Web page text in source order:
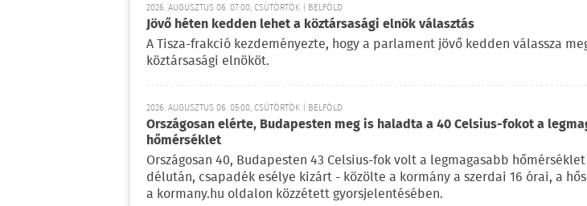
2026. AUGUSZTUS 06. 07:00, CSÜTÖRTÖK | BELFÖLD
Jövő héten kedden lehet a köztársasági elnök választás
A Tisza-frakció kezdeményezte, hogy a parlament jövő kedden válassza
köztársasági elnököt.
2026. AUGUSZTUS 06. 05:00, CSÜTÖRTÖK | BELFÖLD
Országosan elérte, Budapesten meg is haladta a 40 Celsius-fokot a
hőmérséklet
Országosan 40, Budapesten 43 Celsius-fok volt a legmagasabb
délután, csapadék esélye kizárt - közölte a kormány a szerdai 16 órai, a
a kormany.hu oldalon közzétett gyorsjelentésében.